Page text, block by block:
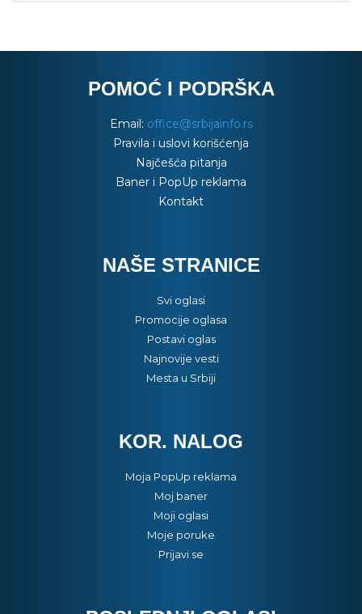
POMOĆ I PODRŠKA
Email: office@srbijainfo.rs
Pravila i uslovi korišćenja
Najčešća pitanja
Baner i PopUp reklama
Kontakt
NAŠE STRANICE
Svi oglasi
Promocije oglasa
Postavi oglas
Najnovije vesti
Mesta u Srbiji
KOR. NALOG
Moja PopUp reklama
Moj baner
Moji oglasi
Moje poruke
Prijavi se